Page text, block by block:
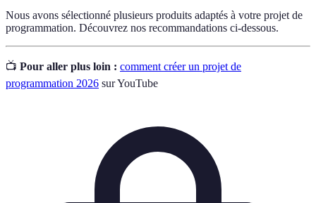
Nous avons sélectionné plusieurs produits adaptés à votre projet de
programmation. Découvrez nos recommandations ci-dessous.
📺 Pour aller plus loin : comment créer un projet de
programmation 2026 sur YouTube